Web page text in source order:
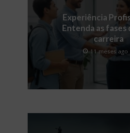
Experiência
Entenda as fases
carreira
11 meses ago